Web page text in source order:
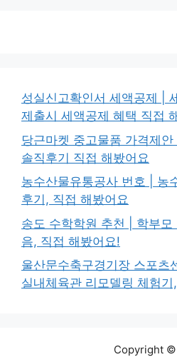
성실신고확인서 세액공제 |
제출시 세액공제 혜택 직접
당근마켓 중고물품 가격제
솔직후기 직접 해봤어요
농수산물유통공사 번호 | 농
후기, 직접 해봤어요
송도 수학학원 추천 | 학부모
음, 직접 해봤어요!
울산문수축구경기장 스포츠
실내체육관 리모델링 체험
Copyright